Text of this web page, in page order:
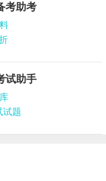
考助考
试助手
试题